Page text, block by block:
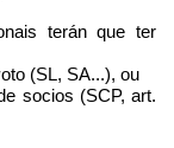
terán que ter
(SL, SA...), ou
socios (SCP, art.